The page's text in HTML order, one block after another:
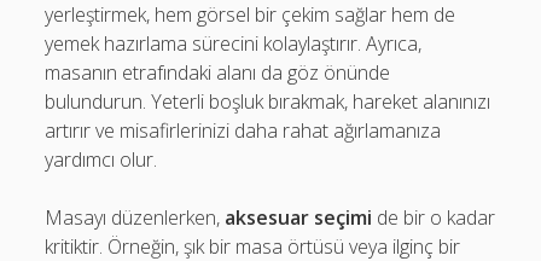
yerleştirmek, hem görsel bir çekim sağlar hem de
yemek hazırlama sürecini kolaylaştırır. Ayrıca,
masanın etrafındaki alanı da göz önünde
bulundurun. Yeterli boşluk bırakmak, hareket alanınızı
artırır ve misafirlerinizi daha rahat ağırlamanıza
yardımcı olur.
Masayı düzenlerken, aksesuar seçimi de bir o kadar
kritiktir. Örneğin, şık bir masa örtüsü veya ilginç bir